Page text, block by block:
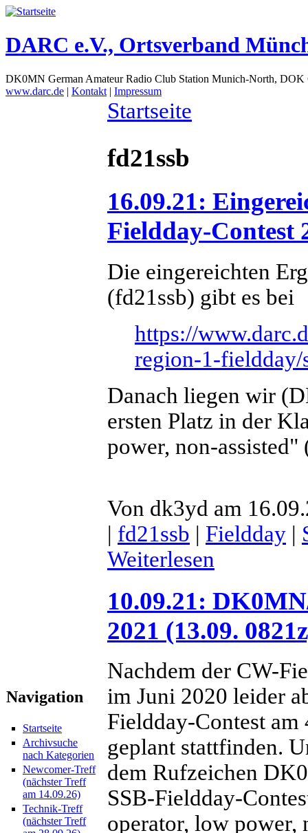
DARC e.V., Ortsverband
DK0MN German Amateur Radio Club Station Munich-North,
www.darc.de | Kontakt | Impressum
Navigation
Startseite
Archivsuche
nach Kategorien
Newcomer-Treff
(nächster Treff
am 14.09.26)
Technik-Treff
(nächster Treff
Startseite
fd21ssb
16.09.21:
Fieldday-Contest
Die eingereichten
(fd21ssb) gibt es bei
https://
region-1-fieldday/
Danach liegen wir
ersten Platz in der
power, non-assisted"
Von dk3yd am
| fd21ssb | Fieldday |
Weiterlesen
10.09.21:
2021 (13.09.
Nachdem der CW-
im Juni 2020 leider
Fieldday-Contest
geplant stattfinden.
dem Rufzeichen
SSB-Fieldday-
operator, low power,